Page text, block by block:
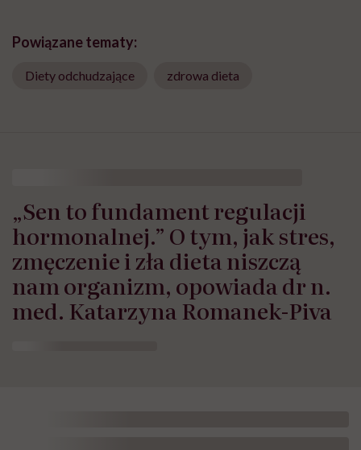
Powiązane tematy:
Diety odchudzające zdrowa dieta
„Sen to fundament regulacji
hormonalnej.” O tym, jak stres,
zmęczenie i zła dieta niszczą
nam organizm, opowiada dr n.
med. Katarzyna Romanek-Piva